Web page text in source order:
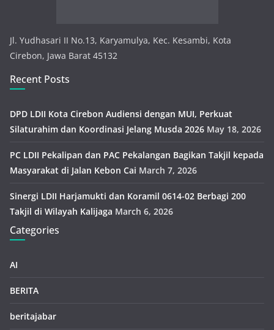
Jl. Yudhasari II No.13, Karyamulya, Kec. Kesambi, Kota
Cirebon, Jawa Barat 45132
Recent Posts
DPD LDII Kota Cirebon Audiensi dengan MUI, Perkuat
Silaturahim dan Koordinasi Jelang Musda 2026 May 18, 2026
PC LDII Pekalipan dan PAC Pekalangan Bagikan Takjil kepada
Masyarakat di Jalan Kebon Cai March 7, 2026
Sinergi LDII Harjamukti dan Koramil 0614-02 Berbagi 200
Takjil di Wilayah Kalijaga March 6, 2026
Categories
AI
BERITA
beritajabar